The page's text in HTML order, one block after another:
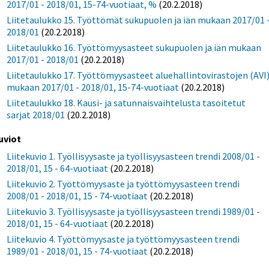
2017/01 - 2018/01, 15-74-vuotiaat, % (20.2.2018)
Liitetaulukko 15. Työttömät sukupuolen ja iän mukaan 2017/01
2018/01 (20.2.2018)
Liitetaulukko 16. Työttömyysasteet sukupuolen ja iän mukaan
2017/01 - 2018/01 (20.2.2018)
Liitetaulukko 17. Työttömyysasteet aluehallintovirastojen
mukaan 2017/01 - 2018/01, 15-74-vuotiaat (20.2.2018)
Liitetaulukko 18. Kausi- ja satunnaisvaihtelusta tasoitetut
sarjat 2018/01 (20.2.2018)
Liitekuvio 1. Työllisyysaste ja työllisyysasteen trendi 2008/01 -
2018/01, 15 - 64-vuotiaat (20.2.2018)
Liitekuvio 2. Työttömyysaste ja työttömyysasteen trendi
2008/01 - 2018/01, 15 - 74-vuotiaat (20.2.2018)
Liitekuvio 3. Työllisyysaste ja työllisyysasteen trendi 1989/01 -
2018/01, 15 - 64-vuotiaat (20.2.2018)
Liitekuvio 4. Työttömyysaste ja työttömyysasteen trendi
1989/01 - 2018/01, 15 - 74-vuotiaat (20.2.2018)